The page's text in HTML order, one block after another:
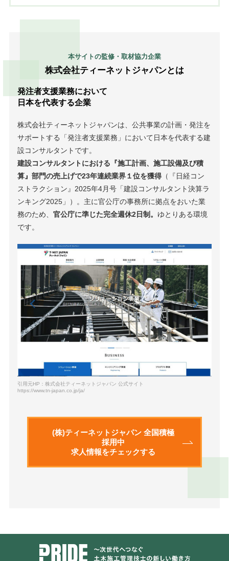
本サイトの監修・取材協力企業
株式会社ティーネットジャパンとは
発注者支援業務において
日本を代表する企業
株式会社ティーネットジャパンは、公共事業の計画・発注を
サポートする「発注者支援業務」において日本を代表する建
設コンサルタントです。
建設コンサルタントにおける『施工計画、施工設備及び積
算』部門の売上げで23年連続業界１位を獲得 （『日経コン
ストラクション』2025年4月号「建設コンサルタント決算ラ
ンキング2025」）。主に官公庁の事務所に拠点をおいた業
務のため、官公庁に準じた完全週休2日制。 ゆとりある環境
です。
引用元HP：株式会社ティーネットジャパン 公式サイト
https://www.tn-japan.co.jp/ja/
(株)ティーネットジャパン 全国積極
採用中
求人情報をチェックする